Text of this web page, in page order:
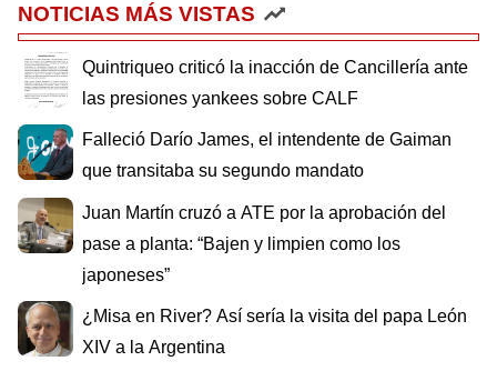
NOTICIAS MÁS VISTAS
Quintriqueo criticó la inacción de Cancillería ante
las presiones yankees sobre CALF
Falleció Darío James, el intendente de Gaiman
que transitaba su segundo mandato
Juan Martín cruzó a ATE por la aprobación del
pase a planta: “Bajen y limpien como los
japoneses”
¿Misa en River? Así sería la visita del papa León
XIV a la Argentina